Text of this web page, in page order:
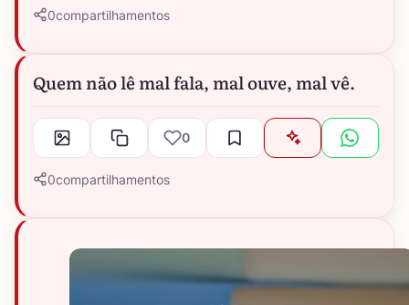
0compartilhamentos
Quem não lê mal fala, mal ouve, mal vê.
0
0compartilhamentos